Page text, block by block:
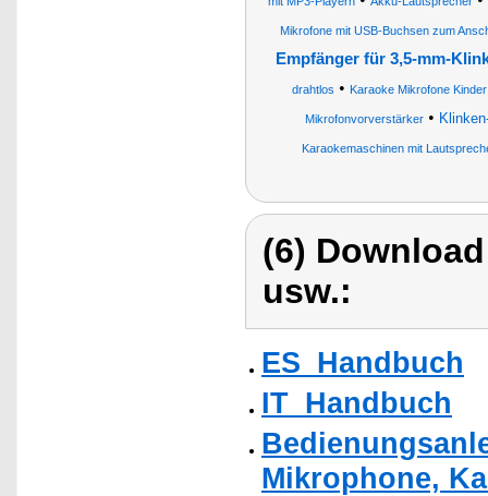
Mikrofone mit USB-Buchsen zum
Empfänger für 3,5-mm-
drahtlos • Karaoke Mikrofone Kinder
Mikrofonvorverstärker •
Karaokemaschinen mit
(6)
usw.:
ES_Handbuch
IT_Handbuch
Mikrophone,